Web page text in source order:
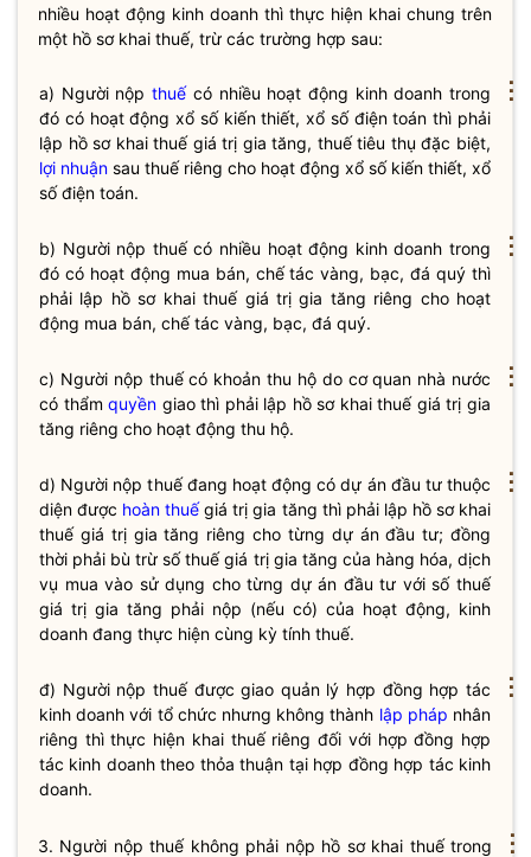
nhiều hoạt động kinh doanh thì thực hiện khai chung trên
một hồ sơ khai thuế, trừ các trường hợp sau:
a) Người nộpthuếcó nhiều hoạt động kinh doanh trong
đó có hoạt động xổ số kiến thiết, xổ số điện toán thì phải
lập hồ sơ khaithuếgiá trị gia tăng, thuếtiêu thụ đặc biệt,
lợi nhuận sau thuếriêng cho hoạt động xổ số kiến thiết, xổ
số điện toán.
b) Người nộp thuếcó nhiều hoạt động kinh doanh trong
đó có hoạt động mua bán, chế tác vàng, bạc, đá quý thì
phải lập hồ sơ khaithuếgiá trị gia tăng riêng cho hoạt
động mua bán, chế tác vàng, bạc, đá quý.
c) Người nộp thuếcó khoản thu hộ do cơ quan nhà nước
có thẩmquyền giao thì phải lập hồ sơ khaithuếgiá trị gia
tăng riêng cho hoạt động thu hộ.
d) Người nộp thuế đang hoạt động có dự án đầu tư thuộc
diện được hoàn thuếgiá trị gia tăng thì phải lập hồ sơ khai
thuế giá trị gia tăng riêng cho từng dự án đầu tư; đồng
thời phải bù trừ số thuế giá trị gia tăng của hàng hóa, dịch
vụ mua vào sử dụng cho từng dự án đầu tư với số thuế
giá trị gia tăng phải nộp (nếu có) của hoạt động, kinh
doanh đang thực hiện cùng kỳ tính thuế.
đ) Người nộp thuếđược giao quản lý hợp đồng hợp tác
kinh doanh với tổ chức nhưng không thành lập pháp nhân
riêng thì thực hiện khai thuếriêng đối với hợp đồng hợp
tác kinh doanh theo thỏa thuận tại hợp đồng hợp tác kinh
doanh.
3. Người nộpthuếkhông phải nộp hồ sơ khai thuếtrong
⋮
⋮
⋮
⋮
⋮
⋮